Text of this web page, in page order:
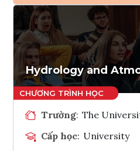
Hydrology and
Trường: The
Cấp học: University